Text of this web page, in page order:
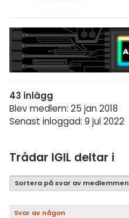
43 inlägg
Blev medlem: 25 jan 2018
Senast inloggad: 9 jul 2022
Trådar IGIL deltar i
Sortera på svar av medlemmen
Svar av någon